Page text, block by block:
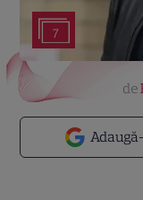
7
de